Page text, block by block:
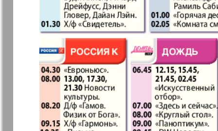
49
55
Афиша Augsburg Бизнес
Ваша газета Версия
Вечное
сокровище
Восточная
Германия